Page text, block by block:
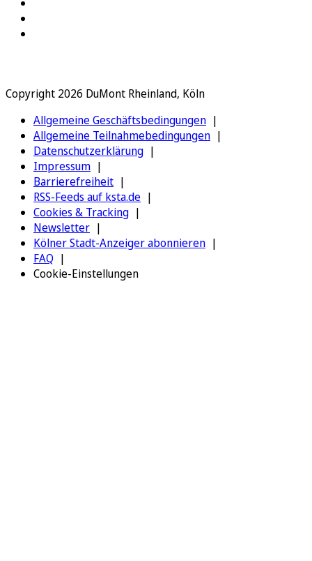
Copyright 2026 DuMont Rheinland, Köln
Allgemeine Geschäftsbedingungen
Allgemeine Teilnahmebedingungen
Datenschutzerklärung
Impressum
Barrierefreiheit
RSS-Feeds auf ksta.de
Cookies & Tracking
Newsletter
Kölner Stadt-Anzeiger abonnieren
FAQ
Cookie-Einstellungen